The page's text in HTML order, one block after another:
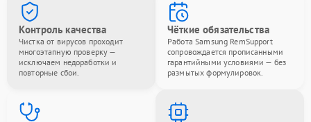
Контроль качества
Чистка от вирусов проходит
многоэтапную проверку —
исключаем недоработки и
повторные сбои.
Чёткие обязательства
Работа Samsung RemSupport
сопровождается прописанными
гарантийными условиями — без
размытых формулировок.